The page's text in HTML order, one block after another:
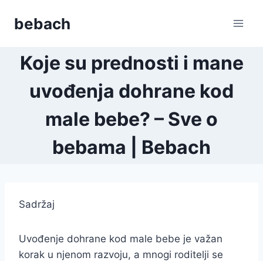
bebach
Koje su prednosti i mane
uvođenja dohrane kod
male bebe? – Sve o
bebama | Bebach
Sadržaj
Uvođenje dohrane kod male bebe je važan
korak u njenom razvoju, a mnogi roditelji se